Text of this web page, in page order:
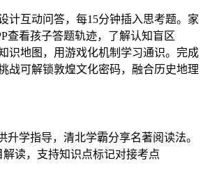
计互动问答，每15分钟插入思考题。家
查看孩子答题轨迹，了解认知盲区
识地图，用游戏化机制学习通识。完成
战可解锁敦煌文化密码，融合历史地理
升学指导，清北学霸分享名著阅读法。
读，支持知识点标记对接考点